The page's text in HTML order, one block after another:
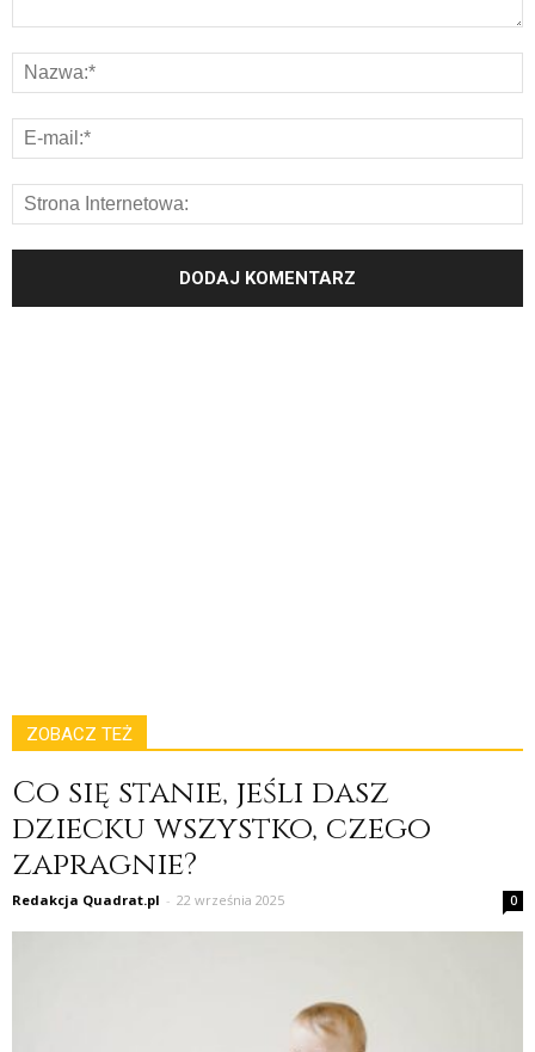
ZOBACZ TEŻ
Co się stanie, jeśli dasz
dziecku wszystko, czego
zapragnie?
Redakcja Quadrat.pl - 22 września 2025 0